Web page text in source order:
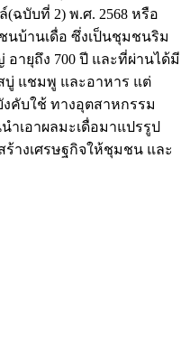
ฉบับที่ 2) พ.ศ. 2568 หรือ
บ้านเดื่อ ซึ่งเป็นชุมชนริม
ายุถึง 700 ปี และที่ผ่านได้มี
บู่ แชมพู และอาหาร แต่
คับใช้ ทางอุตสาหกรรม
เอาผลมะเดื่อมาแปรรูป
างเศรษฐกิจให้ชุมชน และ